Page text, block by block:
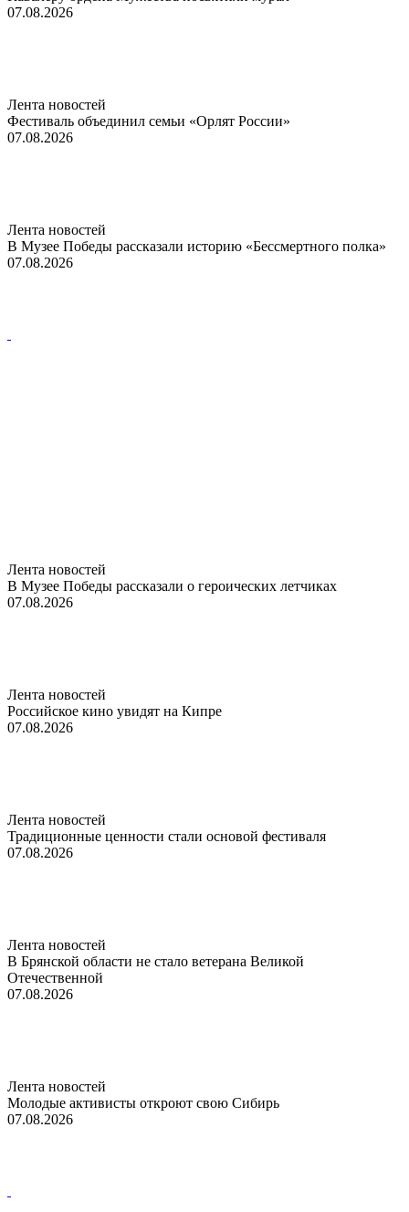
07.08.2026
Лента новостей
Фестиваль объединил семьи «Орлят России»
07.08.2026
Лента новостей
В Музее Победы рассказали историю «Бессмертного полка»
07.08.2026
Лента новостей
В Музее Победы рассказали о героических летчиках
07.08.2026
Лента новостей
Российское кино увидят на Кипре
07.08.2026
Лента новостей
Традиционные ценности стали основой фестиваля
07.08.2026
Лента новостей
В Брянской области не стало ветерана Великой
Отечественной
07.08.2026
Лента новостей
Молодые активисты откроют свою Сибирь
07.08.2026